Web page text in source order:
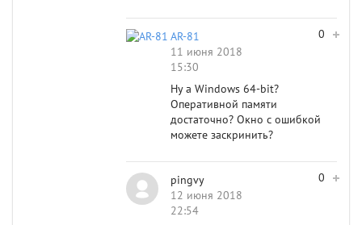
0
AR-81
11 июня 2018
15:30
Ну а Windows 64-bit?
Оперативной памяти
достаточно? Окно с ошибкой
можете заскринить?
0
pingvy
12 июня 2018
22:54